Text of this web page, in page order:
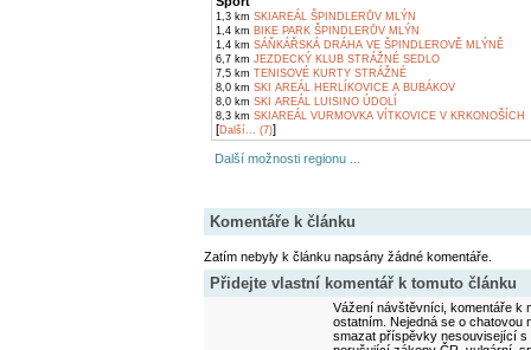
1,3 km SKIAREÁL ŠPINDLERŮV MLÝN
1,4 km BIKE PARK ŠPINDLERŮV MLÝN
1,4 km SÁŇKÁŘSKÁ DRÁHA VE ŠPINDLEROVĚ MLÝNĚ
6,7 km JEZDECKÝ KLUB STRÁŽNÉ SEDLO
7,5 km TENISOVÉ KURTY STRÁŽNÉ
8,0 km SKI AREÁL HERLÍKOVICE A BUBÁKOV
8,0 km SKI AREÁL LUISINO ÚDOLÍ
8,3 km SKIAREÁL VURMOVKA VÍTKOVICE V KRKONOŠÍCH
[Další... (7)]
Další možnosti regionu ...
Komentáře k článku
Zatím nebyly k článku napsány žádné komentáře.
Přidejte vlastní komentář k tomuto článku
Vážení návštěvníci, komentáře k
ostatním. Nejedná se o
smazat příspěvky nesouvisející